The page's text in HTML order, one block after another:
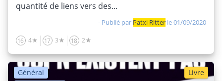
quantité de liens vers des...
- Publié par Patxi Ritter le 01/09/2020
16 4★ 17 3★ 18 2★
Général
Livre